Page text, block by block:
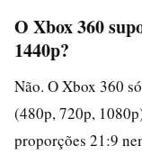
O Xbox 360
1440p?
Não. O Xbox 360
(480p, 720p,
proporções 21:9